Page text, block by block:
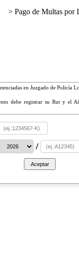
> Pago de Multas por
en Juzgado de Policía
debe registrar su Rut y el
/